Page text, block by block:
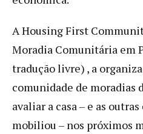
A Housing First
Moradia Comunitária em
tradução livre) , a
comunidade de moradias
avaliar a casa – e as
mobiliou – nos próximos